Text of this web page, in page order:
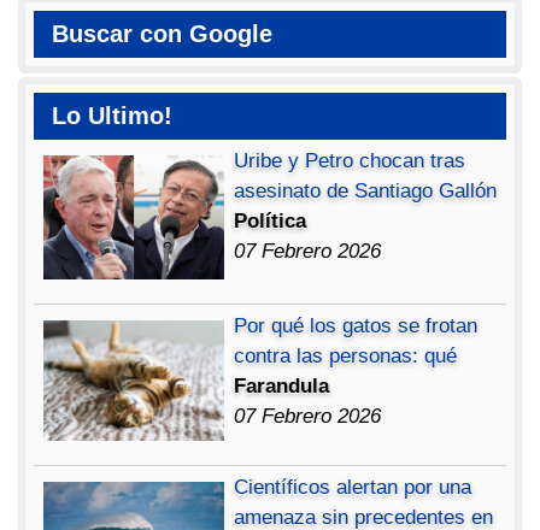
Buscar con Google
Lo Ultimo!
Uribe y Petro chocan tras
asesinato de Santiago Gallón
Política
07 Febrero 2026
Por qué los gatos se frotan
contra las personas: qué
Farandula
07 Febrero 2026
Científicos alertan por una
amenaza sin precedentes en